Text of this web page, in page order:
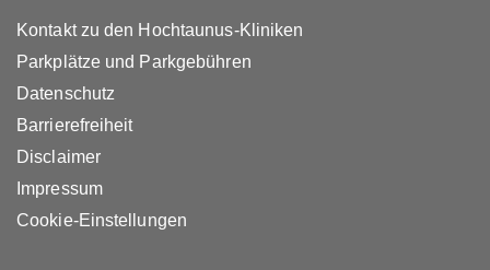
Kontakt zu den Hochtaunus-Kliniken
Parkplätze und Parkgebühren
Datenschutz
Barrierefreiheit
Disclaimer
Impressum
Cookie-Einstellungen